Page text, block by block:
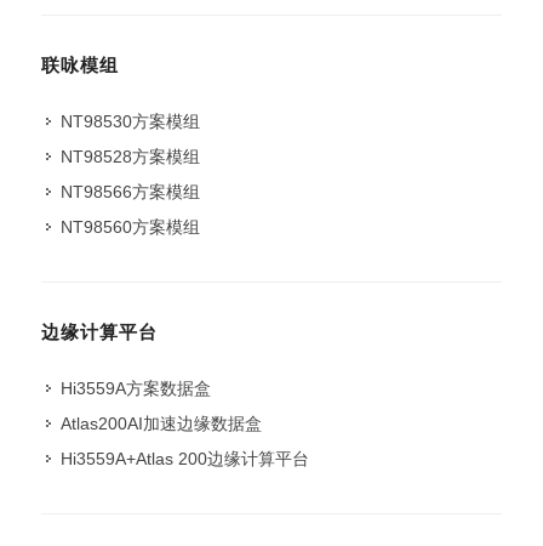
联咏模组
NT98530方案模组
NT98528方案模组
NT98566方案模组
NT98560方案模组
边缘计算平台
Hi3559A方案数据盒
Atlas200AI加速边缘数据盒
Hi3559A+Atlas 200边缘计算平台